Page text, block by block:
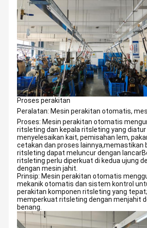
Proses perakitan
Peralatan: Mesin perakitan otomatis,
Proses: Mesin perakitan otomatis
ritsleting dan kepala ritsleting yang
menyelesaikan kait, pemisahan lem,
cetakan dan proses lainnya,memastikan
ritsleting dapat meluncur dengan
ritsleting perlu diperkuat di kedua ujung
dengan mesin jahit.
Prinsip: Mesin perakitan otomatis
mekanik otomatis dan sistem kontrol
perakitan komponen ritsleting yang
memperkuat ritsleting dengan menjahit
benang.